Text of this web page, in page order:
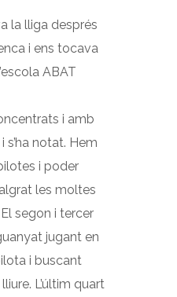
la lliga després
i ens tocava
ABAT
i amb
s’ha notat. Hem
i poder
les moltes
segon i tercer
jugant en
i buscant
L’últim quart